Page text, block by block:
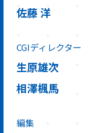
佐藤 洋
CGIディレクター
生原雄次
相澤楓馬
編集